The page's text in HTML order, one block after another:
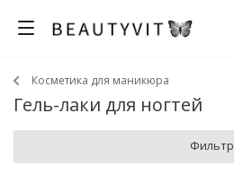
Косметика для маникюра
Гель-лаки для ногтей
Фильтр